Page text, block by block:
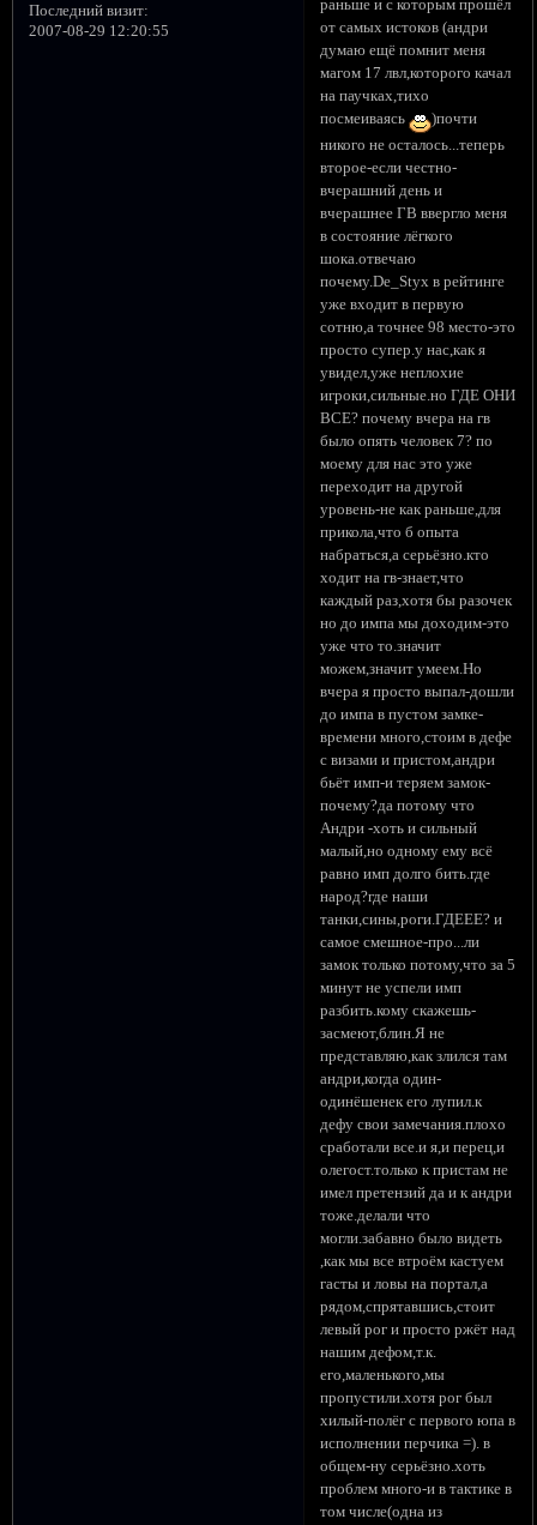
Последний визит:
2007-08-29 12:20:55
раньше и с которым прошёл
от самых истоков (андри
думаю ещё помнит меня
магом 17 лвл,которого качал
на паучках,тихо
посмеиваясь
)почти
никого не осталось...теперь
второе-если честно-
вчерашний день и
вчерашнее ГВ ввергло меня
в состояние лёгкого
шока.отвечаю
почему.De_Styx в рейтинге
уже входит в первую
сотню,а точнее 98 место-это
просто супер.у нас,как я
увидел,уже неплохие
игроки,сильные.но ГДЕ ОНИ
ВСЕ? почему вчера на гв
было опять человек 7? по
моему для нас это уже
переходит на другой
уровень-не как раньше,для
прикола,что б опыта
набраться,а серьёзно.кто
ходит на гв-знает,что
каждый раз,хотя бы разочек
но до импа мы доходим-это
уже что то.значит
можем,значит умеем.Но
вчера я просто выпал-дошли
до импа в пустом замке-
времени много,стоим в дефе
с визами и пристом,андри
бьёт имп-и теряем замок-
почему?да потому что
Андри -хоть и сильный
малый,но одному ему всё
равно имп долго бить.где
народ?где наши
танки,сины,роги.ГДЕЕЕ? и
самое смешное-про...ли
замок только потому,что за 5
минут не успели имп
разбить.кому скажешь-
засмеют,блин.Я не
представляю,как злился там
андри,когда один-
одинёшенек его лупил.к
дефу свои замечания.плохо
сработали все.и я,и перец,и
олегост.только к пристам не
имел претензий да и к андри
тоже.делали что
могли.забавно было видеть
,как мы все втроём кастуем
гасты и ловы на портал,а
рядом,спрятавшись,стоит
левый рог и просто ржёт над
нашим дефом,т.к.
его,маленького,мы
пропустили.хотя рог был
хилый-полёг с первого юпа в
исполнении перчика =). в
общем-ну серьёзно.хоть
проблем много-и в тактике в
том числе(одна из